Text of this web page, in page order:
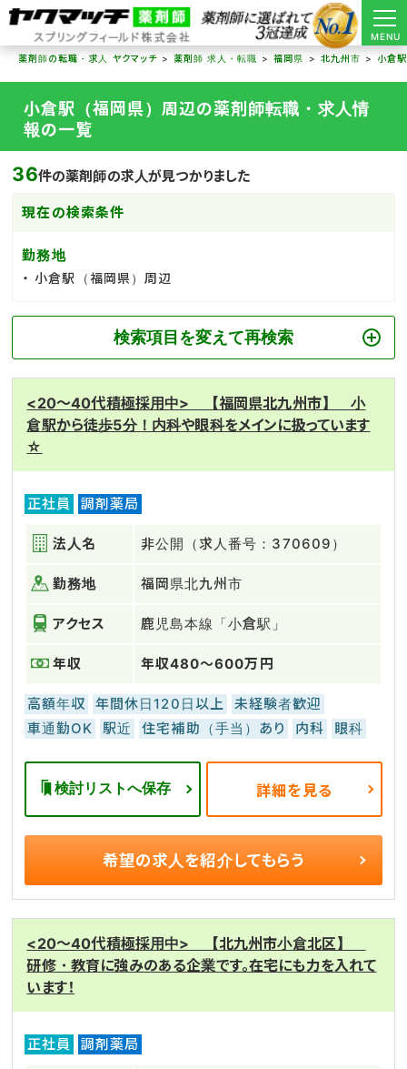
MENU
薬剤師の転職・求人 ヤクマッチ
薬剤師 求人・転職 福岡県 北九州市 小倉
小倉駅（福岡県）周辺の薬剤師転職・求人情
報の一覧
36件の薬剤師の求人が見つかりました
現在の検索条件
勤務地
小倉駅（福岡県）周辺
検索項目を変えて再検索
<20～40代積極採用中> 【福岡県北九州市】 小
倉駅から徒歩5分！内科や眼科をメインに扱っています
☆
正社員 調剤薬局
法人名 非公開（求人番号：370609）
勤務地 福岡県北九州市
アクセス 鹿児島本線「小倉駅」
年収 年収480～600万円
高額年収 年間休日120日以上
未経験者歓迎
車通勤OK
駅近 住宅補助（手当）あり 内科 眼科
検討リストへ保存 詳細を見る
希望の求人を紹介してもらう
<20～40代積極採用中> 【北九州市小倉北区】
研修・教育に強みのある企業です。在宅にも力を入れて
います！
正社員 調剤薬局